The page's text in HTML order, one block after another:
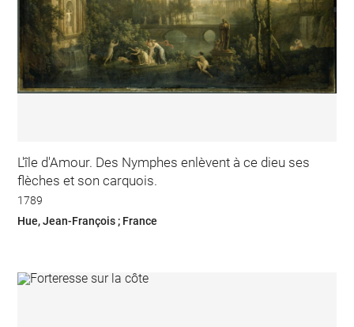
L'île d'Amour. Des Nymphes enlèvent à ce dieu ses
flèches et son carquois.
1789
Hue, Jean-François ; France